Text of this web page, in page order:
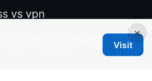
vs vpn
购与使用指南，提升网络
×
Visit